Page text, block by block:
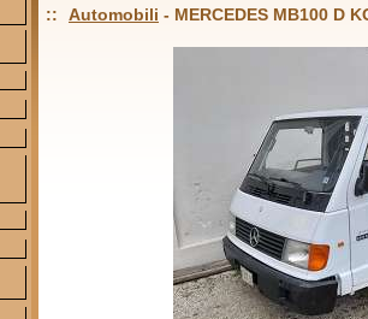
:: Automobili - MERCEDES MB100 D